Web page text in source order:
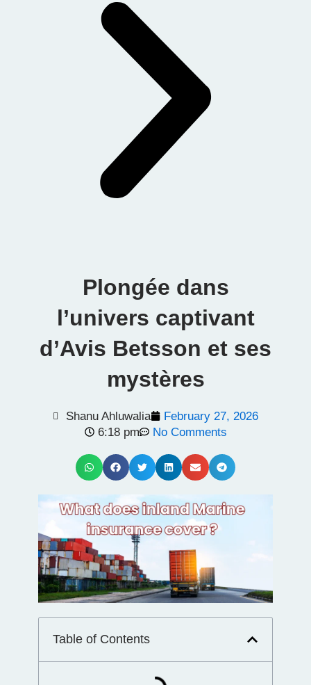
Plongée dans
l’univers captivant
d’Avis Betsson et ses
mystères
Shanu Ahluwalia
February 27, 2026
6:18 pm
No Comments
Table of Contents